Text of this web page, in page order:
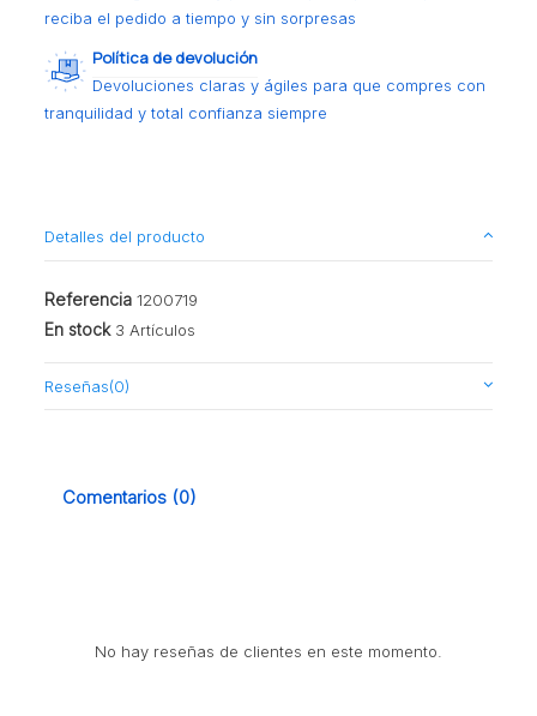
reciba el pedido a tiempo y sin sorpresas
Política de devolución
Devoluciones claras y ágiles para que compres con
tranquilidad y total confianza siempre
Detalles del producto
Referencia 1200719
En stock 3 Artículos
Reseñas(0)
Comentarios (0)
No hay reseñas de clientes en este momento.